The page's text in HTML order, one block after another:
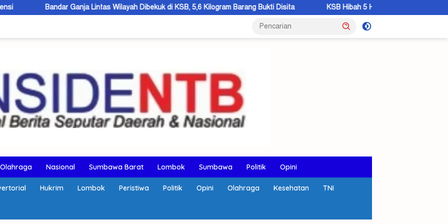
Ganja Lintas Wilayah Dibekuk di KSB, 5,6 Kilogram Barang Bukti Disita KSB Hibah 5 Hektar Lahan, Bupati: Pembangunan
Olahraga Nasional Sumbawa Barat Lombok Sumbawa Politik Opini
Hukrim Lombok Peristiwa Politik Opini Olahraga Kesehatan TNI